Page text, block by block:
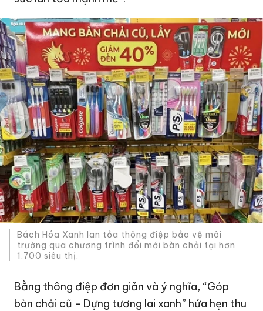
Bách Hóa Xanh lan tỏa thông điệp bảo vệ môi
trường qua chương trình đổi mới bàn chải tại hơn
1.700 siêu thị.
Bằng thông điệp đơn giản và ý nghĩa, “Góp
bàn chải cũ - Dựng tương lai xanh” hứa hẹn thu